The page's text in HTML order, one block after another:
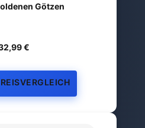
Götzen
€